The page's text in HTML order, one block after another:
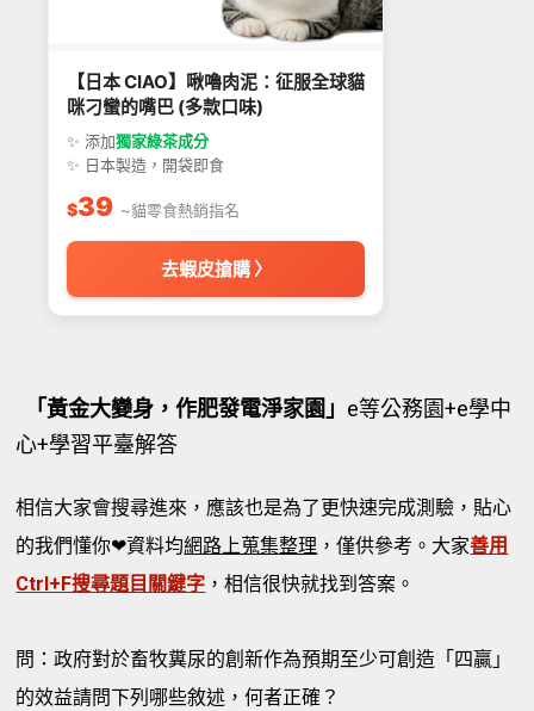
【日本 CIAO】啾嚕肉泥：征服全球貓
咪刁蠻的嘴巴 (多款口味)
✨ 添加獨家綠茶成分
✨ 日本製造，開袋即食
$39 ~貓零食熱銷指名
去蝦皮搶購 〉
「黃金大變身，作肥發電淨家園」 e等公務園+e學中
心+學習平臺解答
相信大家會搜尋進來，應該也是為了更快速完成測驗，貼心
的我們懂你❤資料均網路上蒐集整理 ，僅供參考。大家善用
Ctrl+F搜尋題目關鍵字 ，相信很快就找到答案。
問：政府對於畜牧糞尿的創新作為預期至少可創造「四贏」
的效益請問下列哪些敘述，何者正確？